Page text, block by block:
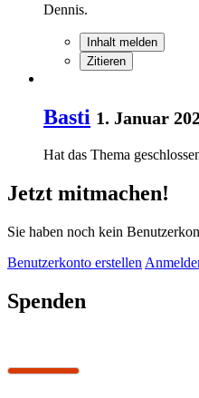
Dennis.
Inhalt melden
Zitieren
Basti 1. Januar
Hat das Thema
Jetzt mitmachen!
Sie haben noch kein
Benutzerkonto erstellen
Spenden